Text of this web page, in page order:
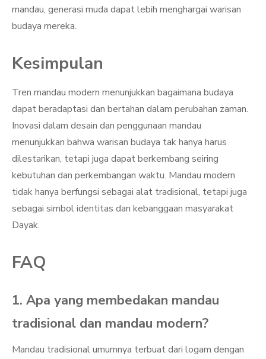
mandau, generasi muda dapat lebih menghargai warisan
budaya mereka.
Kesimpulan
Tren mandau modern menunjukkan bagaimana budaya
dapat beradaptasi dan bertahan dalam perubahan zaman.
Inovasi dalam desain dan penggunaan mandau
menunjukkan bahwa warisan budaya tak hanya harus
dilestarikan, tetapi juga dapat berkembang seiring
kebutuhan dan perkembangan waktu. Mandau modern
tidak hanya berfungsi sebagai alat tradisional, tetapi juga
sebagai simbol identitas dan kebanggaan masyarakat
Dayak.
FAQ
1. Apa yang membedakan mandau
tradisional dan mandau modern?
Mandau tradisional umumnya terbuat dari logam dengan